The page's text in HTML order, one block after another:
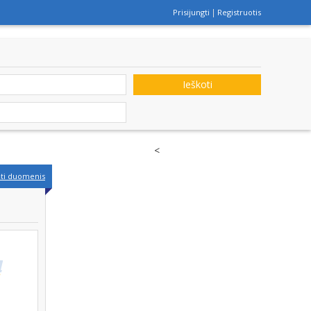
Prisijungti Registruotis
Ieškoti
duomenis
<